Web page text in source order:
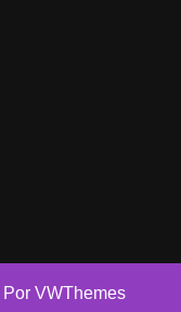
Por VWThemes